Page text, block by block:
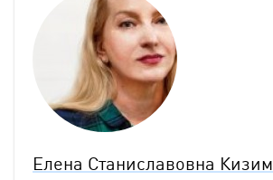
Елена Станиславовна Кизим